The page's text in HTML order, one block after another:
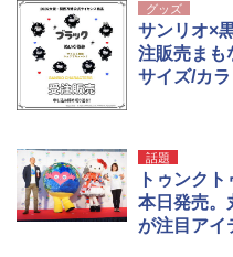
グッズ
サンリオ×
注販売まも
サイズ/カ
話題
トゥンク
本日発売。
が注目アイ